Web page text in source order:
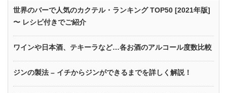
世界のバーで人気のカクテル・ランキング TOP50 [2021年版]
〜 レシピ付きでご紹介
ワインや日本酒、テキーラなど…各お酒のアルコール度数比較
ジンの製法 – イチからジンができるまでを詳しく解説！